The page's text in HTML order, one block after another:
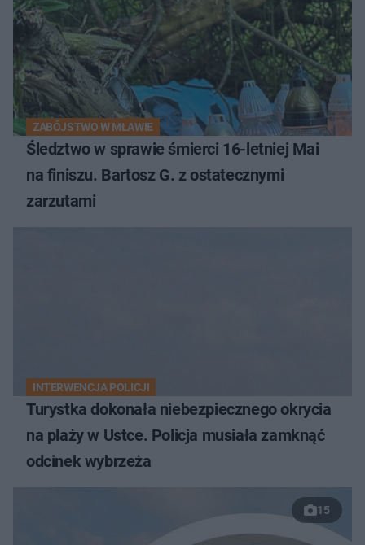
ZABÓJSTWO W MŁAWIE
Śledztwo w sprawie śmierci 16-letniej Mai
na finiszu. Bartosz G. z ostatecznymi
zarzutami
INTERWENCJA POLICJI
Turystka dokonała niebezpiecznego okrycia
na plaży w Ustce. Policja musiała zamknąć
odcinek wybrzeża
15